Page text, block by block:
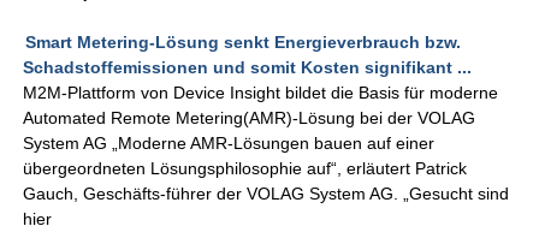
Smart Metering-Lösung senkt Energieverbrauch bzw.
Schadstoffemissionen und somit Kosten signifikant ...
M2M-Plattform von Device Insight bildet die Basis für moderne
Automated Remote Metering(AMR)-Lösung bei der VOLAG
System AG „Moderne AMR-Lösungen bauen auf einer
übergeordneten Lösungsphilosophie auf“, erläutert Patrick
Gauch, Geschäfts-führer der VOLAG System AG. „Gesucht sind
hier